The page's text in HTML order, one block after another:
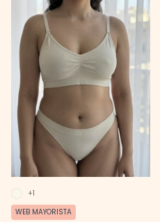
WEB MAYORISTA
+1